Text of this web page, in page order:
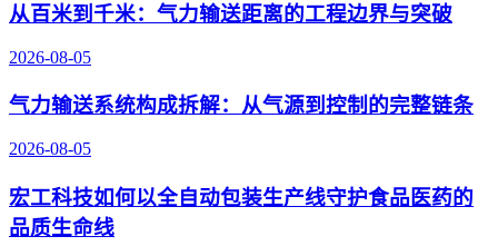
从百米到千米：气力输送距离的工程边界与突破
2026-08-05
气力输送系统构成拆解：从气源到控制的完整链条
2026-08-05
宏工科技如何以全自动包装生产线守护食品医药的
品质生命线